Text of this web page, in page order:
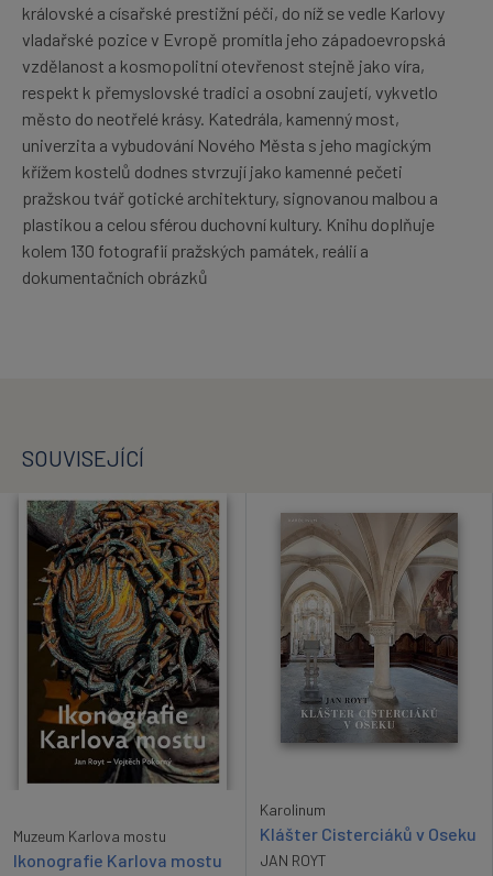
královské a císařské prestižní péči, do níž se vedle Karlovy
vladařské pozice v Evropě promítla jeho západoevropská
vzdělanost a kosmopolitní otevřenost stejně jako víra,
respekt k přemyslovské tradici a osobní zaujetí, vykvetlo
město do neotřelé krásy. Katedrála, kamenný most,
univerzita a vybudování Nového Města s jeho magickým
křížem kostelů dodnes stvrzují jako kamenné pečeti
pražskou tvář gotické architektury, signovanou malbou a
plastikou a celou sférou duchovní kultury. Knihu doplňuje
kolem 130 fotografií pražských památek, reálií a
dokumentačních obrázků
SOUVISEJÍCÍ
Muzeum Karlova mostu
Ikonografie Karlova mostu
Karolinum
Klášter Cisterciáků v Oseku
JAN ROYT